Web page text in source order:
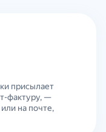
присылает
фактуру, —
на почте,